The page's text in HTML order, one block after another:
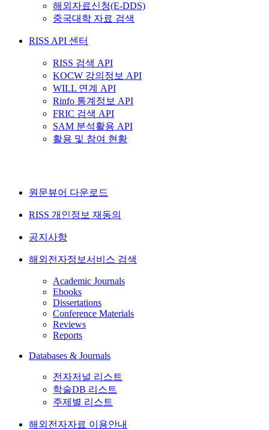
해외자료신청(E-DDS)
중국대학 자료 검색
RISS API 센터
RISS 검색 API
KOCW 강의정보 API
WILL 연계 API
Rinfo 통계정보 API
FRIC 검색 API
SAM 분석활용 API
활용 및 참여 현황
원문뷰어 다운로드
RISS 개인정보 재동의
공지사항
해외전자정보서비스 검색
Academic Journals
Ebooks
Dissertations
Conference Materials
Reviews
Reports
Databases & Journals
전자저널 리스트
학술DB 리스트
주제별 리스트
해외전자자료 이용안내